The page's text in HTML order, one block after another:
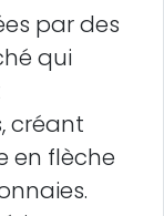
par des
qui
créant
en flèche